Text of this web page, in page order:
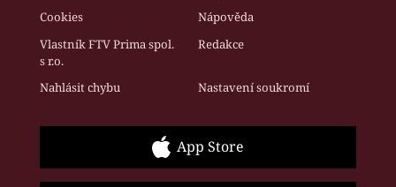
Cookies
Nápověda
Vlastník FTV Prima spol.
s r.o.
Redakce
Nahlásit chybu Nastavení soukromí
App Store